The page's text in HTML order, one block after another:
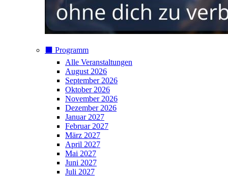
⬛️ Programm
Alle Veranstaltungen
August 2026
September 2026
Oktober 2026
November 2026
Dezember 2026
Januar 2027
Februar 2027
März 2027
April 2027
Mai 2027
Juni 2027
Juli 2027